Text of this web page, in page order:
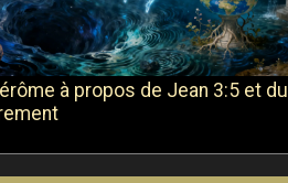
à propos de Jean 3:5 et du